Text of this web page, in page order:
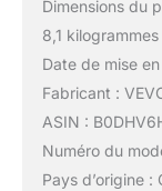
Dimensions du
8,1 kilogrammes
Date de mise
Fabricant :
ASIN :
Numéro du
Pays d’origine :